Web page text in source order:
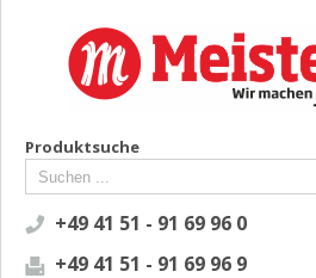
Produktsuche
+49 41 51 - 91 69 96 0
+49 41 51 - 91 69 96 9